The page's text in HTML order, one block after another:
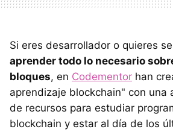
Si eres desarrollador o quieres
aprender todo lo necesario
bloques, en Codementor han
aprendizaje blockchain" con una
de recursos para estudiar
blockchain y estar al día de los